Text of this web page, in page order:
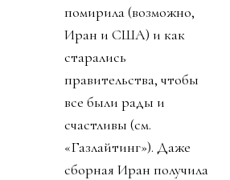
помирила (возможно,
Иран и США) и как
старались
правительства, чтобы
все были рады и
счастливы (см.
«Газлайтинг»). Даже
сборная Иран получила